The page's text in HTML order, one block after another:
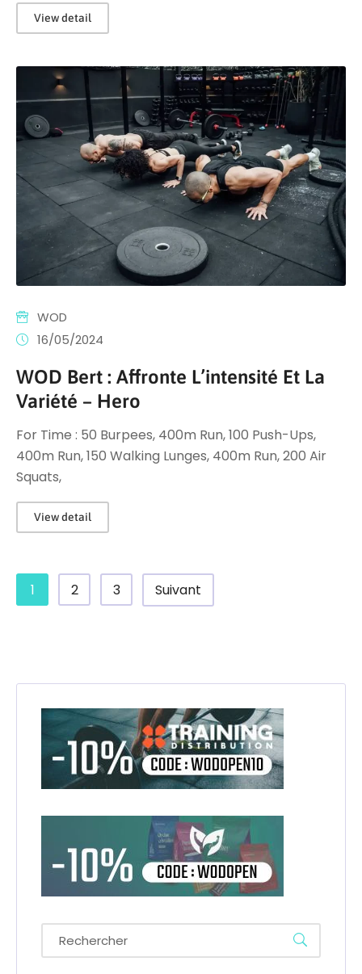
View detail
WOD
16/05/2024
WOD Bert : Affronte L’intensité Et La
Variété – Hero
For Time : 50 Burpees, 400m Run, 100 Push-Ups,
400m Run, 150 Walking Lunges, 400m Run, 200 Air
Squats,
View detail
1 2 3 Suivant